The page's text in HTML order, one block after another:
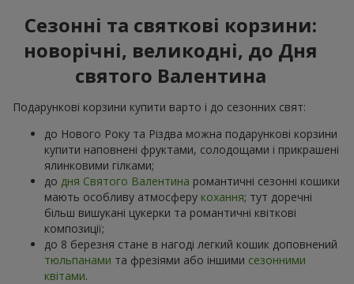
Сезонні та святкові корзини:
новорічні, великодні, до Дня
святого Валентина
Подарункові корзини купити варто і до сезонних свят:
до Нового Року та Різдва можна подарункові корзини
купити наповнені фруктами, солодощами і прикрашені
ялинковими гілками;
до дня Святого Валентина романтичні сезонні кошики
мають особливу атмосферу кохання; тут доречні
більш вишукані цукерки та романтичні квіткові
композиції;
до 8 березня стане в нагоді легкий кошик доповнений
тюльпанами та фрезіями або іншими сезонними
квітами.